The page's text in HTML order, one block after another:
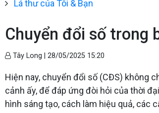
Lá thư của Tôi & Bạn
Chuyển đổi số trong
Tây Long | 28/05/2025 15:20
Hiện nay, chuyển đổi số (CĐS) không
cảnh ấy, để đáp ứng đòi hỏi của thời
hình sáng tạo, cách làm hiệu quả, các